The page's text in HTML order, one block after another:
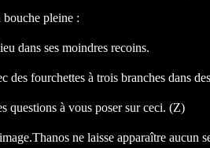
pleine :
dans ses moindres recoins.
des fourchettes à trois branches dans
questions à vous poser sur ceci. (Z)
ne laisse apparaître aucun